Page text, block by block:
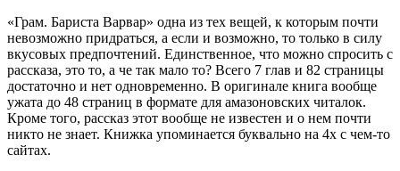
«Грам. Бариста Варвар» одна из тех вещей, к которым почти
невозможно придраться, а если и возможно, то только в силу
вкусовых предпочтений. Единственное, что можно спросить с
рассказа, это то, а че так мало то? Всего 7 глав и 82 страницы
достаточно и нет одновременно. В оригинале книга вообще
ужата до 48 страниц в формате для амазоновских читалок.
Кроме того, рассказ этот вообще не известен и о нем почти
никто не знает. Книжка упоминается буквально на 4х с чем-то
сайтах.